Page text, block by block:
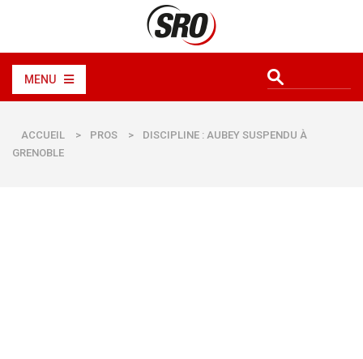
MENU
ACCUEIL > PROS >
DISCIPLINE : AUBEY SUSPENDU À
GRENOBLE